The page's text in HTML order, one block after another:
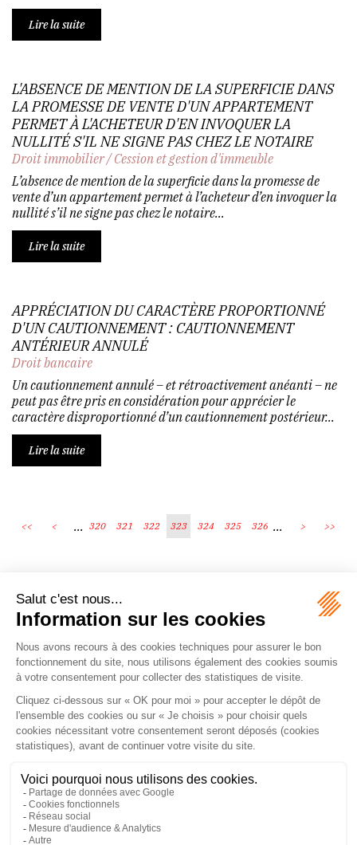
Lire la suite
L'ABSENCE DE MENTION DE LA SUPERFICIE DANS
LA PROMESSE DE VENTE D'UN APPARTEMENT
PERMET À L'ACHETEUR D'EN INVOQUER LA
NULLITÉ S'IL NE SIGNE PAS CHEZ LE NOTAIRE
Droit immobilier/Cession et gestion d'immeuble
L’absence de mention de la superficie dans la promesse de
vente d’un appartement permet à l’acheteur d’en invoquer la
nullité s’il ne signe pas chez le notaire...
Lire la suite
APPRÉCIATION DU CARACTÈRE PROPORTIONNÉ
D'UN CAUTIONNEMENT : CAUTIONNEMENT
ANTÉRIEUR ANNULÉ
Droit bancaire
Un cautionnement annulé – et rétroactivement anéanti – ne
peut pas être pris en considération pour apprécier le
caractère disproportionné d’un cautionnement postérieur...
Lire la suite
<< < ... 320 321 322 323 324 325 326 ... > >>
Écosystème
Carrières
Honoraires
Contacts
Mentions légales
Plan du site
Espace client
le droit vivant